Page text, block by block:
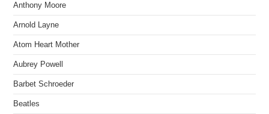
Anthony Moore
Arnold Layne
Atom Heart Mother
Aubrey Powell
Barbet Schroeder
Beatles